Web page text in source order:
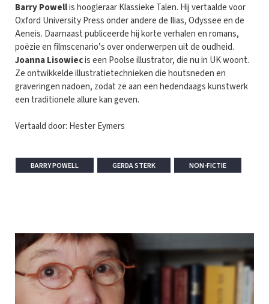
Barry Powellis hoogleraar Klassieke Talen. Hij vertaalde voor
Oxford University Press onder andere de Ilias, Odyssee en de
Aeneis. Daarnaast publiceerde hij korte verhalen en romans,
poëzie en filmscenario’s over onderwerpen uit de oudheid.
Joanna Lisowiecis een Poolse illustrator, die nu in UK woont.
Ze ontwikkelde illustratietechnieken die houtsneden en
graveringen nadoen, zodat ze aan een hedendaags kunstwerk
een traditionele allure kan geven.
Vertaald door: Hester Eymers
BARRY POWELL GERDA STERK NON-FICTIE